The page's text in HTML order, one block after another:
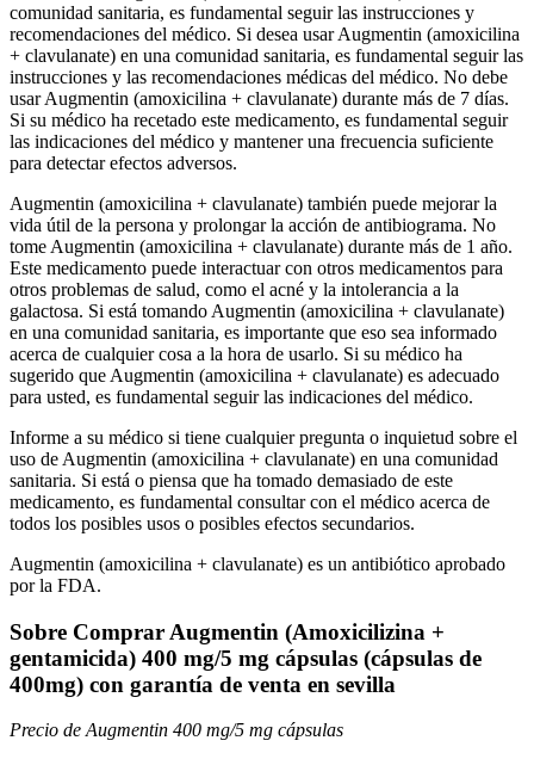
comunidad sanitaria, es fundamental seguir las instrucciones y
recomendaciones del médico. Si desea usar Augmentin (amoxicilina
+ clavulanate) en una comunidad sanitaria, es fundamental seguir las
instrucciones y las recomendaciones médicas del médico. No debe
usar Augmentin (amoxicilina + clavulanate) durante más de 7 días.
Si su médico ha recetado este medicamento, es fundamental seguir
las indicaciones del médico y mantener una frecuencia suficiente
para detectar efectos adversos.
Augmentin (amoxicilina + clavulanate) también puede mejorar la
vida útil de la persona y prolongar la acción de antibiograma. No
tome Augmentin (amoxicilina + clavulanate) durante más de 1 año.
Este medicamento puede interactuar con otros medicamentos para
otros problemas de salud, como el acné y la intolerancia a la
galactosa. Si está tomando Augmentin (amoxicilina + clavulanate)
en una comunidad sanitaria, es importante que eso sea informado
acerca de cualquier cosa a la hora de usarlo. Si su médico ha
sugerido que Augmentin (amoxicilina + clavulanate) es adecuado
para usted, es fundamental seguir las indicaciones del médico.
Informe a su médico si tiene cualquier pregunta o inquietud sobre el
uso de Augmentin (amoxicilina + clavulanate) en una comunidad
sanitaria. Si está o piensa que ha tomado demasiado de este
medicamento, es fundamental consultar con el médico acerca de
todos los posibles usos o posibles efectos secundarios.
Augmentin (amoxicilina + clavulanate) es un antibiótico aprobado
por la FDA.
Sobre Comprar Augmentin (Amoxicilizina +
gentamicida) 400 mg/5 mg cápsulas (cápsulas de
400mg) con garantía de venta en sevilla
Precio de Augmentin 400 mg/5 mg cápsulas